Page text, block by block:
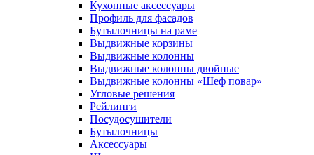
Кухонные аксессуары
Профиль для фасадов
Бутылочницы на раме
Выдвижные корзины
Выдвижные колонны
Выдвижные колонны двойные
Bыдвижные колонны «Шеф повар»
Угловые решения
Рейлинги
Посудосушители
Бутылочницы
Аксессуары